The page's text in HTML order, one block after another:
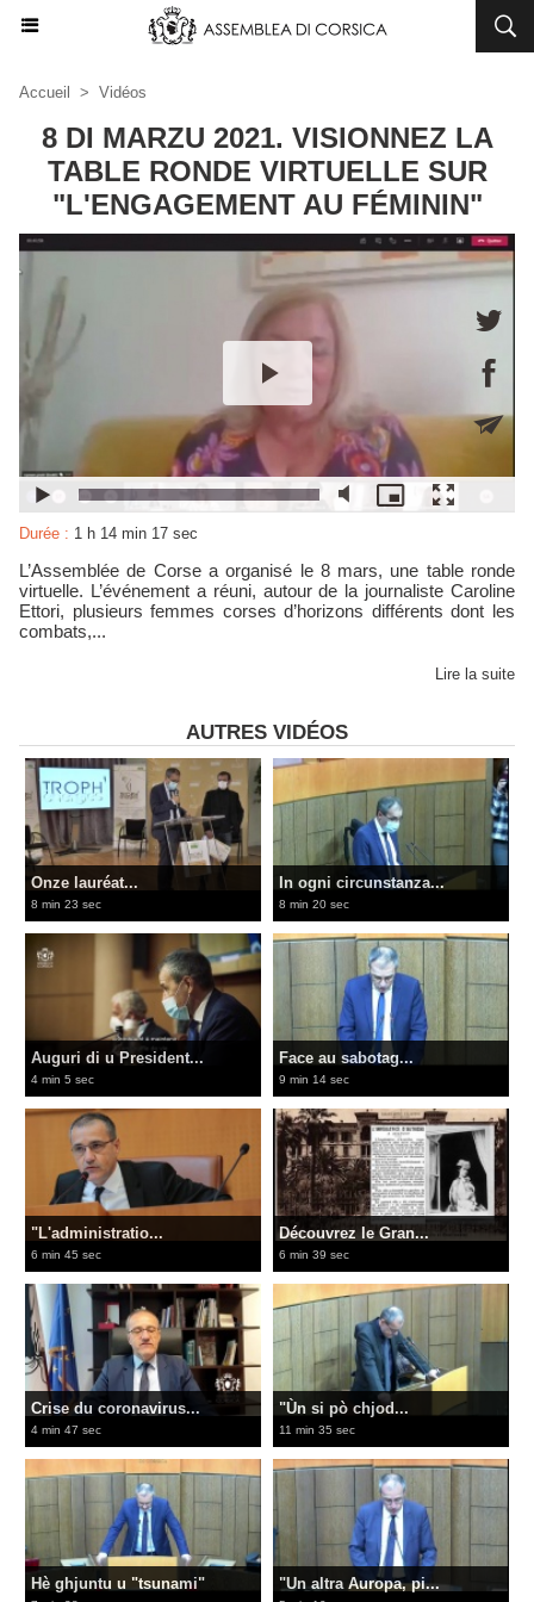
Accueil > Vidéos
8 DI MARZU 2021. VISIONNEZ LA
TABLE RONDE VIRTUELLE SUR
"L'ENGAGEMENT AU FÉMININ"
Durée : 1 h 14 min 17 sec
L’Assemblée de Corse a organisé le 8 mars, une table ronde
virtuelle. L’événement a réuni, autour de la journaliste Caroline
Ettori, plusieurs femmes corses d’horizons différents dont les
combats,...
Lire la suite
AUTRES VIDÉOS
Onze lauréat...
8 min 23 sec
In ogni circunstanza...
8 min 20 sec
Auguri di u President...
4 min 5 sec
Face au sabotag...
9 min 14 sec
"L'administratio...
6 min 45 sec
Découvrez le Gran...
6 min 39 sec
Crise du coronavirus...
4 min 47 sec
"Ùn si pò chjod...
11 min 35 sec
Hè ghjuntu u "tsunami" "Un altra Auropa, pi...